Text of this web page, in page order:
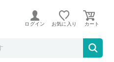
す。
ログイン お気に入り
イヤホン WF-C510 Y